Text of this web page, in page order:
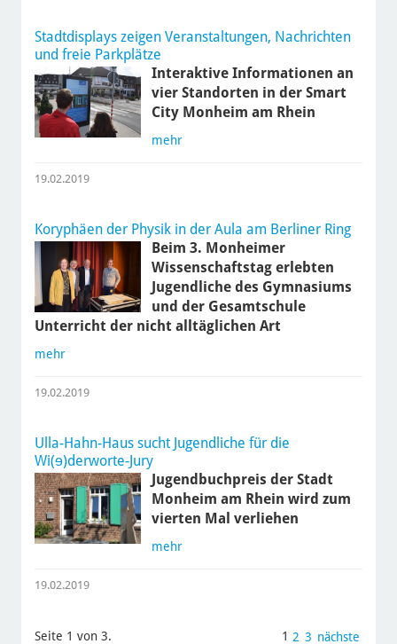
Stadtdisplays zeigen Veranstaltungen, Nachrichten
und freie Parkplätze
Interaktive Informationen an
vier Standorten in der Smart
City Monheim am Rhein
mehr
19.02.2019
Koryphäen der Physik in der Aula am Berliner Ring
Beim 3. Monheimer
Wissenschaftstag erlebten
Jugendliche des Gymnasiums
und der Gesamtschule
Unterricht der nicht alltäglichen Art
mehr
19.02.2019
Ulla-Hahn-Haus sucht Jugendliche für die
Wi(ɘ)derworte-Jury
Jugendbuchpreis der Stadt
Monheim am Rhein wird zum
vierten Mal verliehen
mehr
19.02.2019
Seite 1 von 3. 1 2 3 nächste